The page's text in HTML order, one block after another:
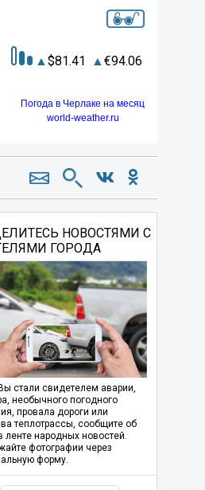
81.41 94.06
Погода в Черлаке на месяц
world-weather.ru
НОВОСТЯМИ С
ГОРОДА
стали свидетелем аварии,
необычного погодного
провала дороги или
теплотрассы, сообщите об
ленте народных новостей.
фотографии через
форму.